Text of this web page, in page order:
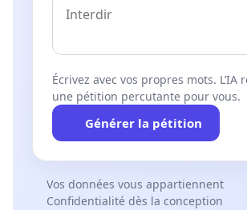
Écrivez avec vos propres mots. L’IA
une pétition percutante pour vous.
Générer la pétition
Vos données vous appartiennent
Confidentialité dès la conception